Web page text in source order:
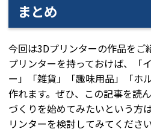
まとめ
今回は3Dプリンターの作品をご
プリンターを持っておけば、「
ー」「雑貨」「趣味用品」「ホ
作れます。ぜひ、この記事を読
づくりを始めてみたいという方
リンターを検討してみてください